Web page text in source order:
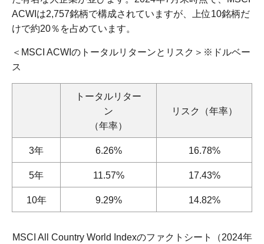
ACWIは2,757銘柄で構成されていますが、上位10銘柄だ
けで約20％を占めています。
＜MSCI ACWIのトータルリターンとリスク＞※ドルベー
ス
トータルリター
ン
（年率）
リスク（年率）
3年 6.26% 16.78%
5年 11.57% 17.43%
10年 9.29% 14.82%
MSCI All Country World Indexのファクトシート（2024年